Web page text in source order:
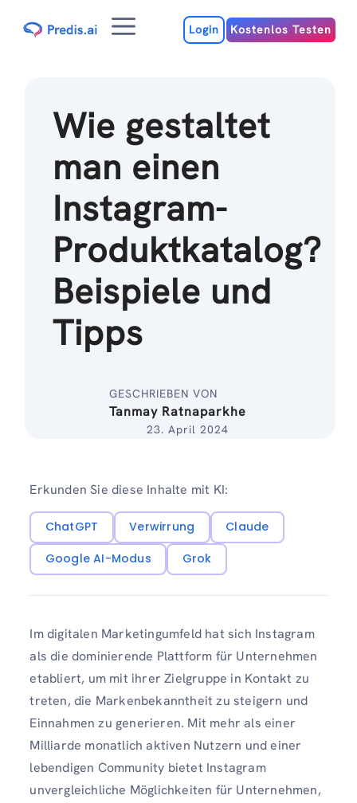
Inhalt
MenuLogin Kostenlos Testen
Wie gestaltet
man einen
Instagram-
Produktkatalog?
Beispiele und
Tipps
GESCHRIEBEN VON
Tanmay Ratnaparkhe
23. April 2024
Erkunden Sie diese Inhalte mit KI:
ChatGPT Verwirrung
Claude
Google AI-Modus
Grok
Im digitalen Marketingumfeld hat sich Instagram
als die dominierende Plattform für Unternehmen
etabliert, um mit ihrer Zielgruppe in Kontakt zu
treten, die Markenbekanntheit zu steigern und
Einnahmen zu generieren. Mit mehr als einer
Milliarde monatlich aktiven Nutzern und einer
lebendigen Community bietet Instagram
unvergleichliche Möglichkeiten für Unternehmen,